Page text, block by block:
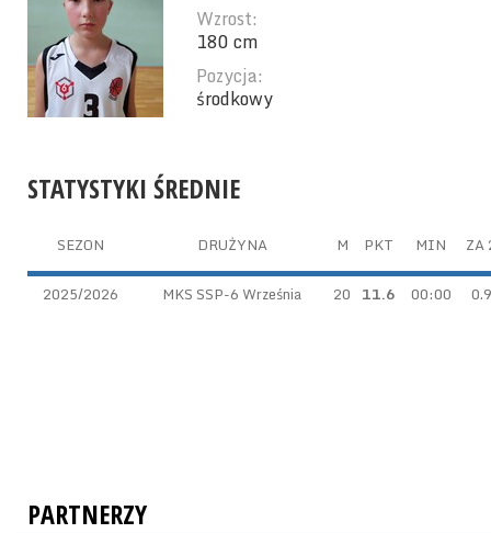
Wzrost:
180 cm
Pozycja:
środkowy
STATYSTYKI ŚREDNIE
SEZON DRUŻYNA M PKT MIN ZA
2025/2026 MKS SSP-6 Września 20 11.6 00:00 0.9
PARTNERZY